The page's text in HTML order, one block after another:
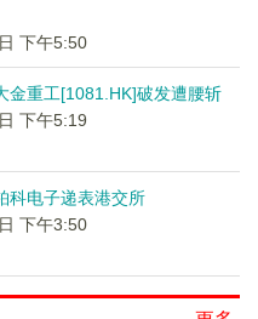
下午5:50
金重工[1081.HK]破发遭腰斩
下午5:19
科电子递表港交所
下午3:50